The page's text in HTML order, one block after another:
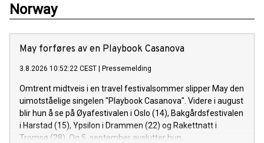
Norway
May forføres av en Playbook Casanova
3.8.2026 10:52:22 CEST Pressemelding
Omtrent midtveis i en travel festivalsommer slipper May den
uimotståelige singelen "Playbook Casanova". Videre i august
blir hun å se på Øyafestivalen i Oslo (14), Bakgårdsfestivalen
i Harstad (15), Ypsilon i Drammen (22) og Rakettnatt i
Tromsø (28). Og 5. september avslutter hun